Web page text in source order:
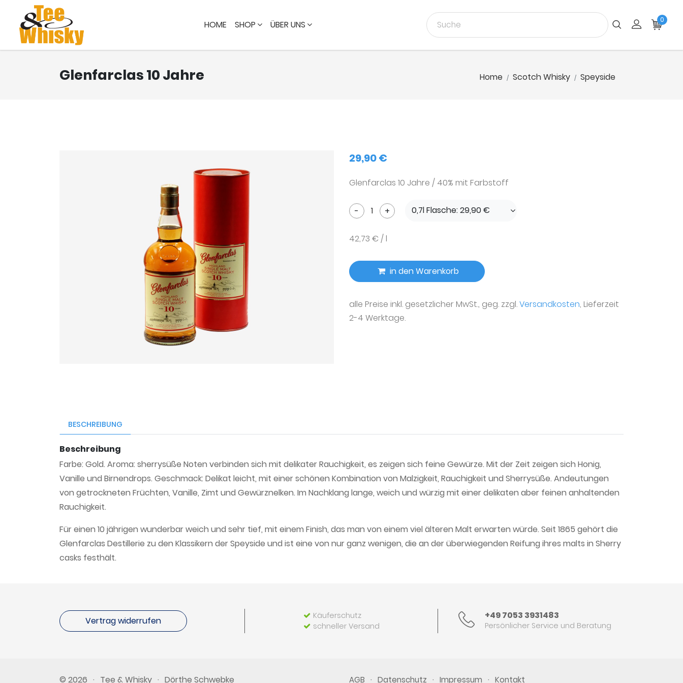
HOME SHOP ÜBER UNS 0
Glenfarclas 10 Jahre Home Scotch Whisky Speyside
29,90 €
Glenfarclas 10 Jahre / 40% mit Farbstoff
- + 0,7l Flasche: 29,90 €
42,73 € / l
in den Warenkorb
alle Preise inkl. gesetzlicher MwSt., geg. zzgl.Versandkosten, Lieferzeit
2-4 Werktage.
BESCHREIBUNG
Beschreibung
Farbe: Gold. Aroma: sherrysüße Noten verbinden sich mit delikater Rauchigkeit, es zeigen sich feine Gewürze. Mit der Zeit zeigen sich Honig,
Vanille und Birnendrops. Geschmack: Delikat leicht, mit einer schönen Kombination von Malzigkeit, Rauchigkeit und Sherrysüße. Andeutungen
von getrockneten Früchten, Vanille, Zimt und Gewürznelken. Im Nachklang lange, weich und würzig mit einer delikaten aber feinen anhaltenden
Rauchigkeit.
Für einen 10 jährigen wunderbar weich und sehr tief, mit einem Finish, das man von einem viel älteren Malt erwarten würde. Seit 1865 gehört die
Glenfarclas Destillerie zu den Klassikern der Speyside und ist eine von nur ganz wenigen, die an der überwiegenden Reifung ihres malts in Sherry
casks festhält.
Vertrag widerrufen
Käuferschutz
schneller Versand
+49 7053 3931483
Persönlicher Service und Beratung
© 2026 · Tee & Whisky · Dörthe Schwebke AGB · Datenschutz · Impressum · Kontakt